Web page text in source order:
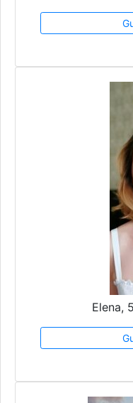
Elena,